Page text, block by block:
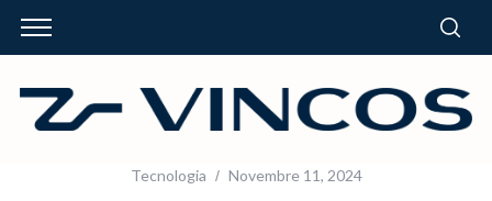
Tecnologia Novembre 11, 2024